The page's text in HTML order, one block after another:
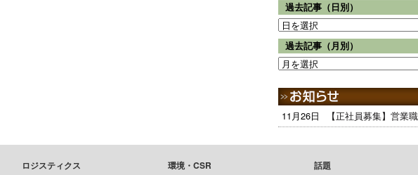
過去記事（日別）
過去記事（月別）
11月26日 【正社員募集】営業
ロジスティクス 環境・CSR 話題